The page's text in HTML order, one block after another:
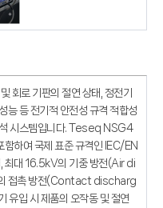
회로 기판의 절연 상태, 정전기
능 등 전기적 안전성 규격 적합성
시스템입니다. Teseq NSG4
하여 국제 표준 규격인 IEC/EN
대 16.5kV의 기중 방전(Air di
접촉 방전(Contact discharg
유입 시 제품의 오작동 및 절연